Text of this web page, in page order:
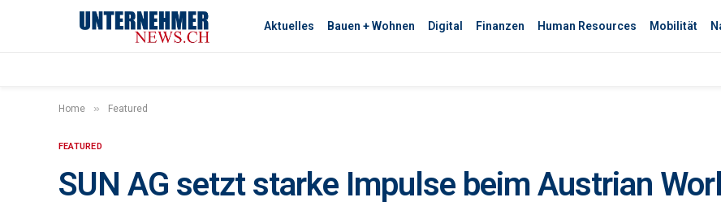
Aktuelles Bauen + Wohnen Digital Finanzen Human Resources Mobilität
Home » Featured
FEATURED
SUN AG setzt starke Impulse beim Austrian